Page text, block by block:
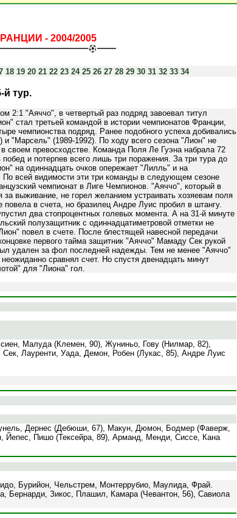
- 2004/2005
18 19 20 21 22 23 24 25 26 27 28 29 30 31 32 33 34
й тур.
2:1 "Аяччо", в четвертый раз подряд завоевал титул
стал третьей командой в истории чемпионатов Франции,
чемпионства подряд. Ранее подобного успеха добивались
и "Марсель" (1989-1992). По ходу всего сезона "Лион" не
своем превосходстве. Команда Поля Ле Гуэна набрала 72
и потерпев всего лишь три поражения. За три тура до
на одиннадцать очков опережает "Лилль" и на
По всей видимости эти три команды в следующем сезоне
чемпионат в Лиге Чемпионов. "Аяччо", который в
за выживание, не горел желанием устраивать хозяевам поля
в счета, но бразилец Андре Луис пробил в штангу.
два стопроцентных голевых момента. А на 31-й минуте
полузащитник с одиннадцатиметровой отметки не
повел в счете. После блестящей навесной передачи
первого тайма защитник "Аяччо" Мамаду Сек рукой
удален за фол последней надежды. Тем не менее "Аяччо"
сравнял счет. Но спустя двенадцать минут
для "Лиона" гол.
Малуда (Клемен, 90), Жуниньо, Гову (Нилмар, 82),
Лауренти, Уада, Демон, Робен (Лукас, 85), Андре Луис
Дернес (Дебюши, 67), Макун, Дюмон, Бодмер (Фаверж,
Йепес, Пишо (Тексейра, 89), Арманд, Менди, Сиссе, Кана
Бурийон, Чельстрем, Монтеррубио, Маулида, Фрай.
Бернарди, Зикос, Плашил, Камара (Чевантон, 56), Савиола